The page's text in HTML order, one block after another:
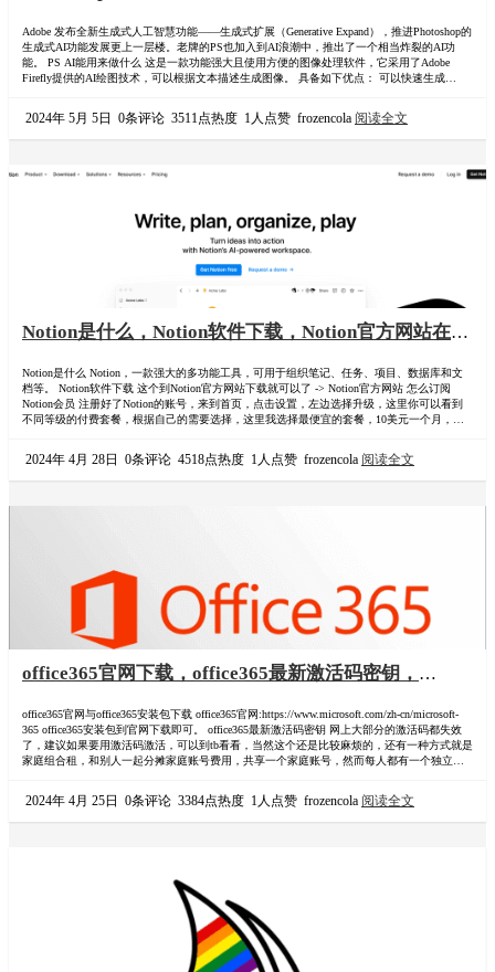
Adobe 发布全新生成式人工智慧功能——生成式扩展（Generative Expand），推进Photoshop的
生成式AI功能发展更上一层楼。老牌的PS也加入到AI浪潮中，推出了一个相当炸裂的AI功
能。 PS AI能用来做什么 这是一款功能强大且使用方便的图像处理软件，它采用了Adobe
Firefly提供的AI绘图技术，可以根据文本描述生成图像。 具备如下优点： 可以快速生成各种
成式AI的思路和技巧，拓展自己的视野和能力 可以…
2024年 5月 5日 0条评论 3511点热度 1人点赞 frozencola 阅读全文
Notion是什么，Notion软件下载，Notion官方网站在哪
Notion会员成品号？订阅攻略
Notion是什么 Notion，一款强大的多功能工具，可用于组织笔记、任务、项目、数据库和文
档等。 Notion软件下载 这个到Notion官方网站下载就可以了 -> Notion官方网站 怎么订阅
Notion会员 注册好了Notion的账号，来到首页，点击设置，左边选择升级，这里你可以看到
不同等级的付费套餐，根据自己的需要选择，这里我选择最便宜的套餐，10美元一个月，点
2024年 4月 28日 0条评论 4518点热度 1人点赞 frozencola 阅读全文
office365官网下载，office365最新激活码密钥，
组拼车合租会员订阅攻略
office365官网与office365安装包下载 office365官网:https://www.microsoft.com/zh-cn/microsoft-
365 office365安装包到官网下载即可。 office365最新激活码密钥 网上大部分的激活码都失效
了，建议如果要用激活码激活，可以到tb看看，当然这个还是比较麻烦的，还有一种方式就是
家庭组合租，和别人一起分摊家庭账号费用，共享一个家庭账号，然而每人都有一个独立的
2024年 4月 25日 0条评论 3384点热度 1人点赞 frozencola 阅读全文